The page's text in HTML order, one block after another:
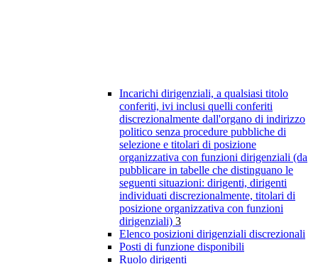
Incarichi dirigenziali, a qualsiasi titolo
conferiti, ivi inclusi quelli conferiti
discrezionalmente dall'organo di indirizzo
politico senza procedure pubbliche di
selezione e titolari di posizione
organizzativa con funzioni dirigenziali (da
pubblicare in tabelle che distinguano le
seguenti situazioni: dirigenti, dirigenti
individuati discrezionalmente, titolari di
posizione organizzativa con funzioni
dirigenziali) 3
Elenco posizioni dirigenziali discrezionali
Posti di funzione disponibili
Ruolo dirigenti